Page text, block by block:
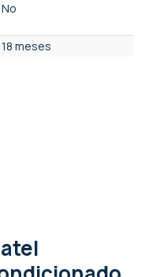
No
18 meses